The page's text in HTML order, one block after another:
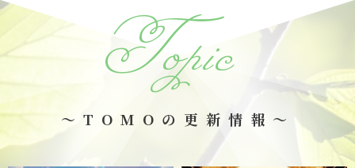
Topic
～TOMOの更新情報～